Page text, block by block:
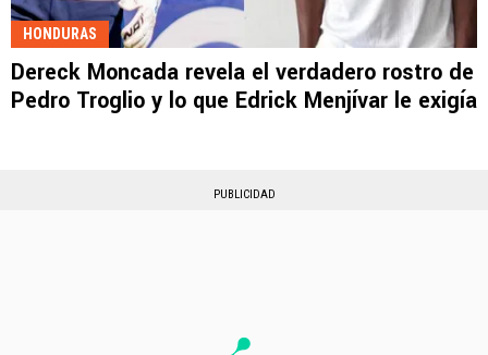
HONDURAS
Dereck Moncada revela el verdadero rostro de
Pedro Troglio y lo que Edrick Menjívar le exigía
PUBLICIDAD